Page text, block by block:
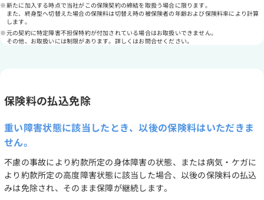
新たに加入する時点で当社がこの保険契約の締結を取扱う場合に限ります。
また、終身型へ切替えた場合の保険料は切替え時の被保険者の年齢および保険料率により計算
します。
元の契約に特定障害不担保特約が付加されている場合はお取扱いできません。
その他、お取扱いには制限があります。詳しくはお問合せください。
保険料の払込免除
重い障害状態に該当したとき、以後の保険料はいただきま
せん。
不慮の事故により約款所定の身体障害の状態、または病気・ケガに
より約款所定の高度障害状態に該当した場合、以後の保険料の払込
みは免除され、そのまま保障が継続します。